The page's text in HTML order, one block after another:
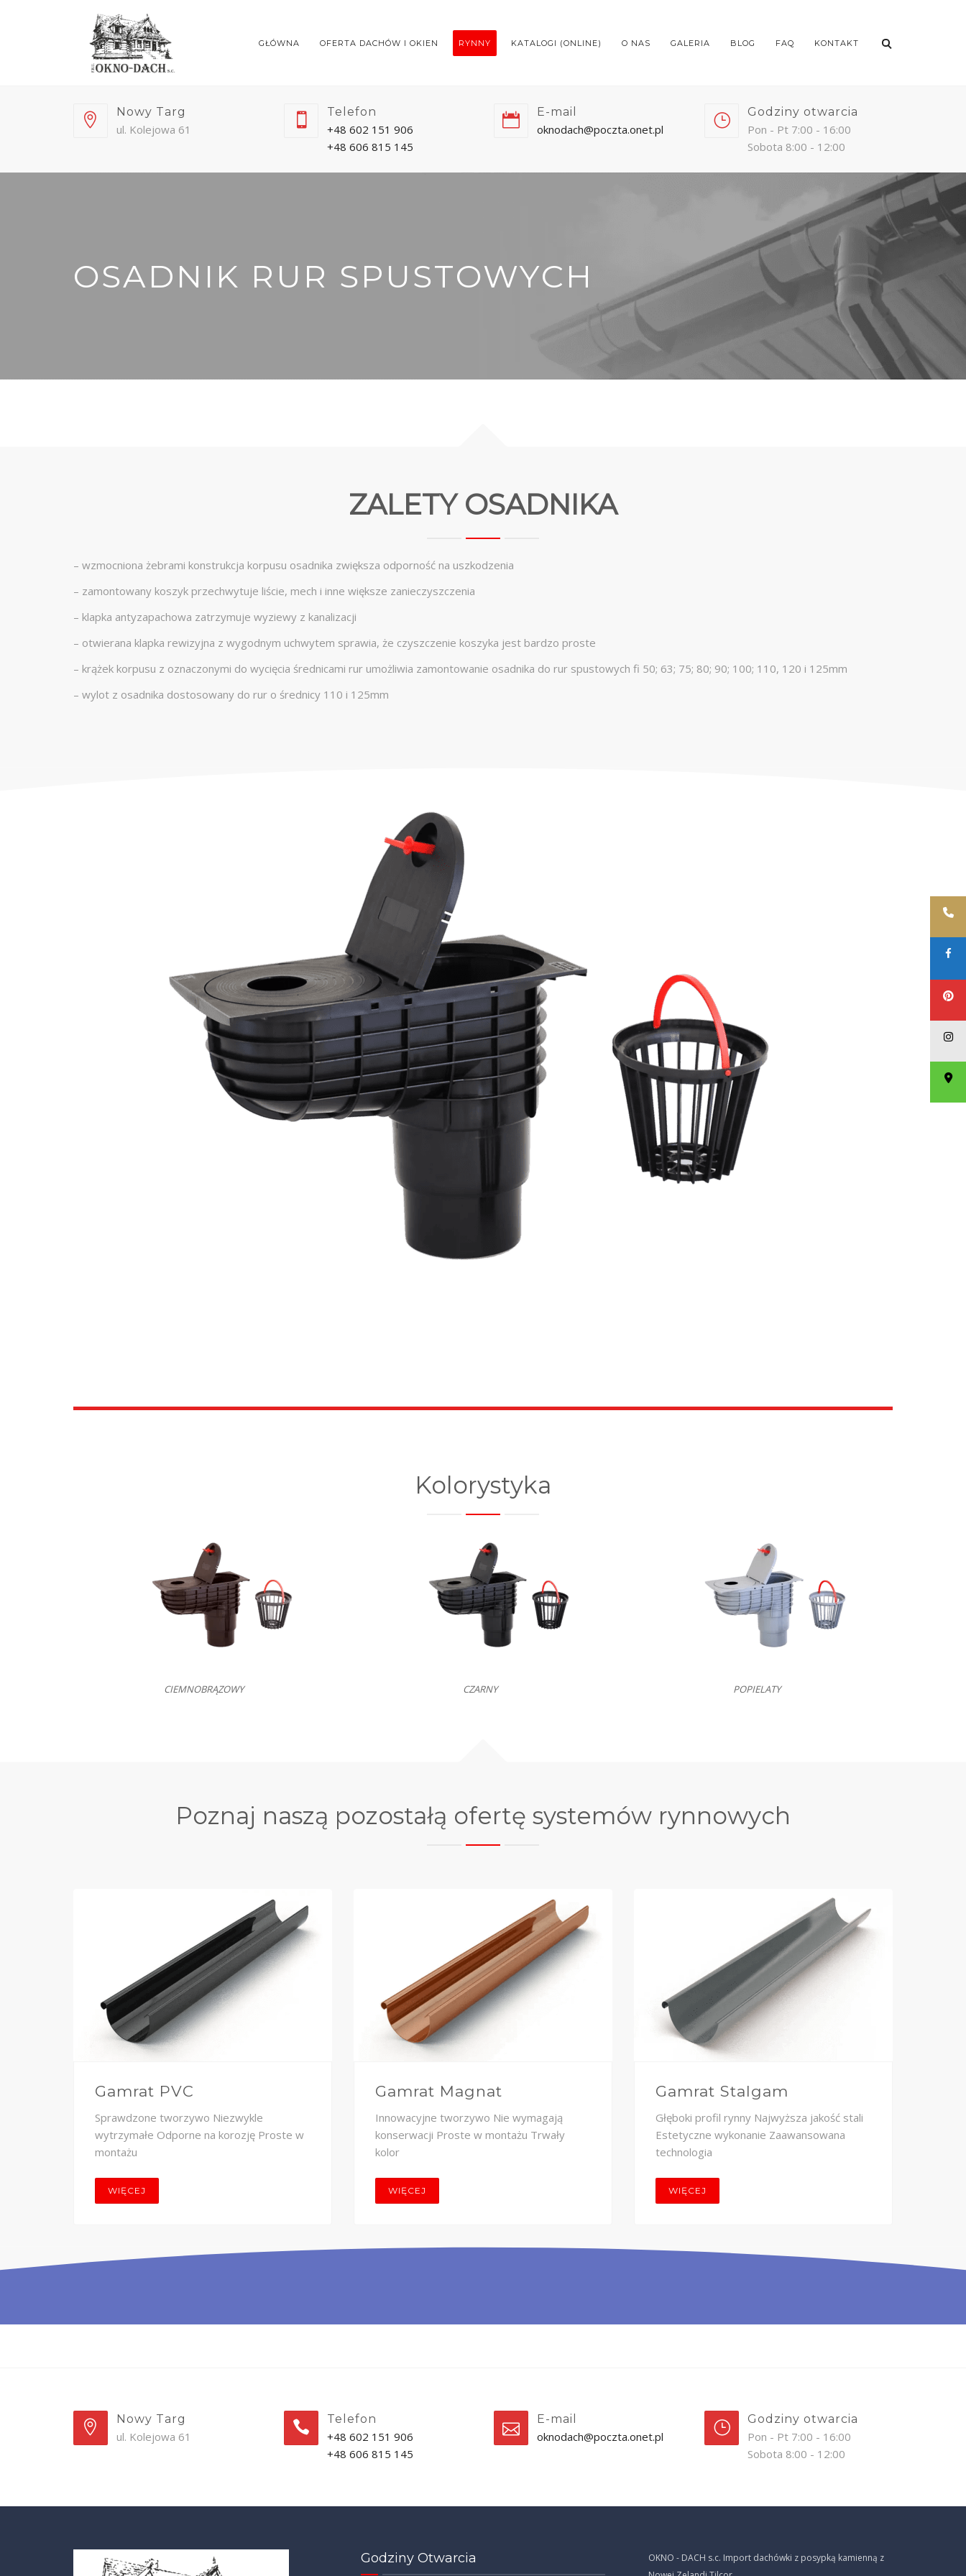
GŁÓWNA OFERTA DACHÓW I OKIEN RYNNY KATALOGI (ONLINE) O NAS GALERIA BLOG FAQ KONTAKT
Nowy Targ
ul. Kolejowa 61
Telefon
+48 602 151 906
+48 606 815 145
E-mail
oknodach@poczta.onet.pl
Godziny otwarcia
Pon - Pt 7:00 - 16:00
Sobota 8:00 - 12:00
OSADNIK RUR SPUSTOWYCH
ZALETY OSADNIKA
– wzmocniona żebrami konstrukcja korpusu osadnika zwiększa odporność na uszkodzenia
– zamontowany koszyk przechwytuje liście, mech i inne większe zanieczyszczenia
– klapka antyzapachowa zatrzymuje wyziewy z kanalizacji
– otwierana klapka rewizyjna z wygodnym uchwytem sprawia, że czyszczenie koszyka jest bardzo proste
– krążek korpusu z oznaczonymi do wycięcia średnicami rur umożliwia zamontowanie osadnika do rur spustowych fi 50; 63; 75; 80; 90; 100; 110, 120 i 125mm
– wylot z osadnika dostosowany do rur o średnicy 110 i 125mm
Kolorystyka
CIEMNOBRĄZOWY CZARNY POPIELATY
Poznaj naszą pozostałą ofertę systemów rynnowych
Gamrat PVC
Sprawdzone tworzywo Niezwykle
wytrzymałe Odporne na korozję Proste w
montażu
WIĘCEJ
Gamrat Magnat
Innowacyjne tworzywo Nie wymagają
konserwacji Proste w montażu Trwały
kolor
WIĘCEJ
Gamrat Stalgam
Głęboki profil rynny Najwyższa jakość stali
Estetyczne wykonanie Zaawansowana
technologia
WIĘCEJ
Nowy Targ
ul. Kolejowa 61
Telefon
+48 602 151 906
+48 606 815 145
E-mail
oknodach@poczta.onet.pl
Godziny otwarcia
Pon - Pt 7:00 - 16:00
Sobota 8:00 - 12:00
Godziny Otwarcia
OKNO - DACH s.c. Import dachówki z posypką kamienną z